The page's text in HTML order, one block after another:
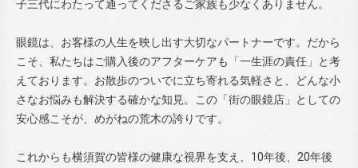
子三代にわたって通ってくださるご家族も少なくありません。
眼鏡は、お客様の人生を映し出す大切なパートナーです。だから
こそ、私たちはご購入後のアフターケアも「一生涯の責任」と考
えております。お散歩のついでに立ち寄れる気軽さと、どんな小
さなお悩みも解決する確かな知見。この「街の眼鏡店」としての
安心感こそが、めがねの荒木の誇りです。
これからも横須賀の皆様の健康な視界を支え、10年後、20年後